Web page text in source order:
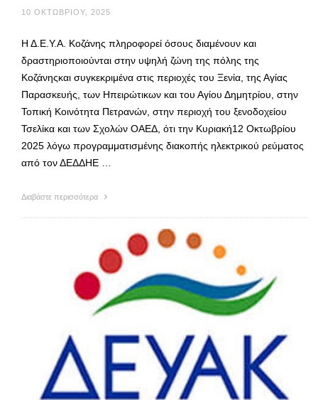
10 ΟΚΤΩΒΡΊΟΥ, 2025
Η Δ.Ε.Υ.Α. Κοζάνης πληροφορεί όσους διαμένουν και
δραστηριοποιούνται στην υψηλή ζώνη της πόλης της
Κοζάνηςκαι συγκεκριμένα στις περιοχές του Ξενία, της Αγίας
Παρασκευής, των Ηπειρώτικων και του Αγίου Δημητρίου, στην
Τοπική Κοινότητα Πετρανών, στην περιοχή του ξενοδοχείου
Τσελίκα και των Σχολών ΟΑΕΔ, ότι την Κυριακή12 Οκτωβρίου
2025 λόγω προγραμματισμένης διακοπής ηλεκτρικού ρεύματος
από τον ΔΕΔΔΗΕ …
Διαβάστε περισσότερα